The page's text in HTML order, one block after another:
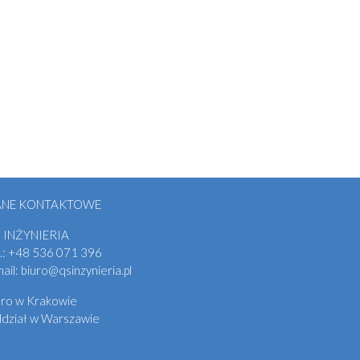
KONTAKTOWE
INŻYNIERIA
+48 536 071 396
biuro@qsinzynieria.pl
w Krakowie
w Warszawie